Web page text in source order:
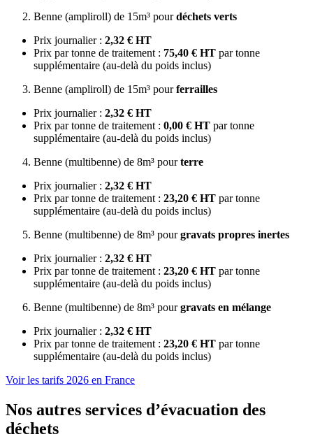
Benne (ampliroll) de 15m³ pourdéchets verts
Prix journalier : 2,32 € HT
Prix par tonne de traitement : 75,40 € HT par tonne
supplémentaire (au-delà du poids inclus)
Benne (ampliroll) de 15m³ pourferrailles
Prix journalier : 2,32 € HT
Prix par tonne de traitement : 0,00 € HT par tonne
supplémentaire (au-delà du poids inclus)
Benne (multibenne) de 8m³ pourterre
Prix journalier : 2,32 € HT
Prix par tonne de traitement : 23,20 € HT par tonne
supplémentaire (au-delà du poids inclus)
Benne (multibenne) de 8m³ pourgravats propres inertes
Prix journalier : 2,32 € HT
Prix par tonne de traitement : 23,20 € HT par tonne
supplémentaire (au-delà du poids inclus)
Benne (multibenne) de 8m³ pourgravats en mélange
Prix journalier : 2,32 € HT
Prix par tonne de traitement : 23,20 € HT par tonne
supplémentaire (au-delà du poids inclus)
Voir les tarifs 2026 en France
Nos autres services d’évacuation des
déchets